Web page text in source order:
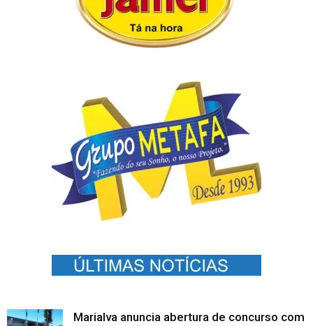
Marialva anuncia abertura de concurso com